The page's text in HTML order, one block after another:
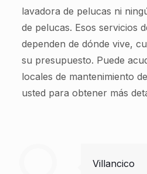
lavadora de pelucas ni
de pelucas. Esos servicios
dependen de dónde vive,
su presupuesto. Puede
locales de mantenimiento
usted para obtener más
Villancico